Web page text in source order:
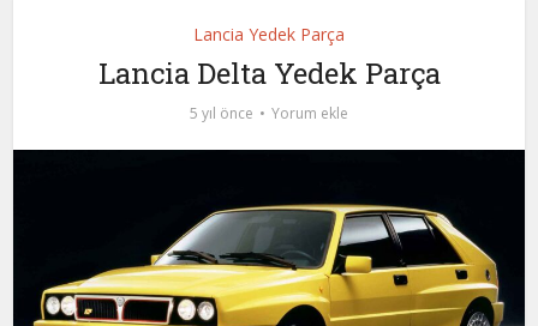
Lancia Yedek Parça
Lancia Delta Yedek Parça
5 yıl önce Yorum ekle